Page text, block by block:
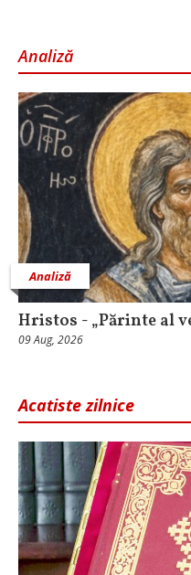
Analiză
Analiză
Hristos - „Părinte al
09 Aug, 2026
Acatiste zilnice